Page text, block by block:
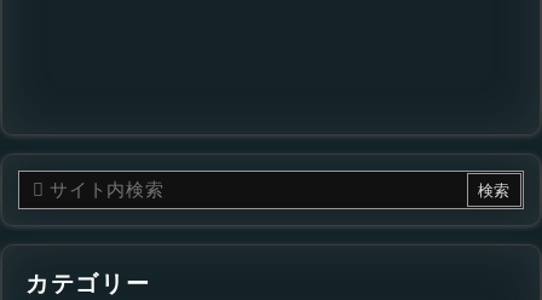
カテゴリー